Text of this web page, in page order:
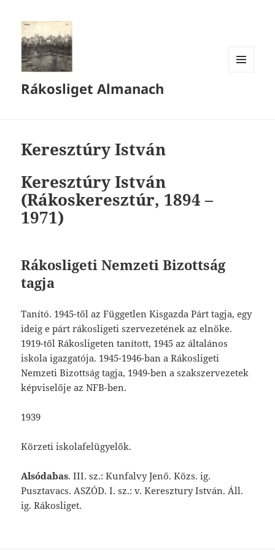
Rákosliget Almanach
Keresztúry István
Keresztúry István
(Rákoskeresztúr, 1894–
1971)
Rákosligeti Nemzeti Bizottság
tagja
Tanító. 1945-től az Független Kisgazda Párt tagja, egy
ideig e párt rákosligeti szervezetének az elnöke.
1919-től Rákosligeten tanított, 1945 az általános
iskola igazgatója. 1945-1946-ban a Rákosligeti
Nemzeti Bizottság tagja, 1949-ben a szakszervezetek
képviselője az NFB-ben.
1939
Körzeti iskolafelügyelők.
Alsódabas. III. sz.: Kunfalvy Jenő. Közs. ig.
Pusztavacs. ASZÓD. I. sz.: v. Keresztury István. Áll.
ig. Rákosliget.